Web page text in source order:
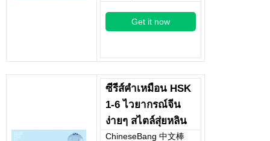
Get it now
ซีรีส์คำเหมือน HSK
1-6 ไวยากรณ์จีน
ง่ายๆ สไตล์สุ่ยหลิน
ChineseBang 中文棒